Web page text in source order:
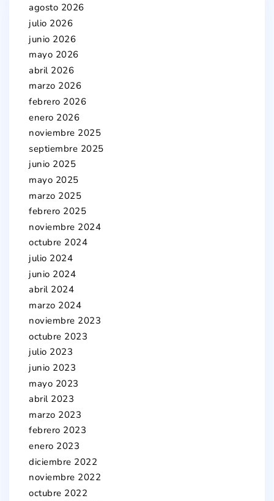
agosto 2026
julio 2026
junio 2026
mayo 2026
abril 2026
marzo 2026
febrero 2026
enero 2026
noviembre 2025
septiembre 2025
junio 2025
mayo 2025
marzo 2025
febrero 2025
noviembre 2024
octubre 2024
julio 2024
junio 2024
abril 2024
marzo 2024
noviembre 2023
octubre 2023
julio 2023
junio 2023
mayo 2023
abril 2023
marzo 2023
febrero 2023
enero 2023
diciembre 2022
noviembre 2022
octubre 2022